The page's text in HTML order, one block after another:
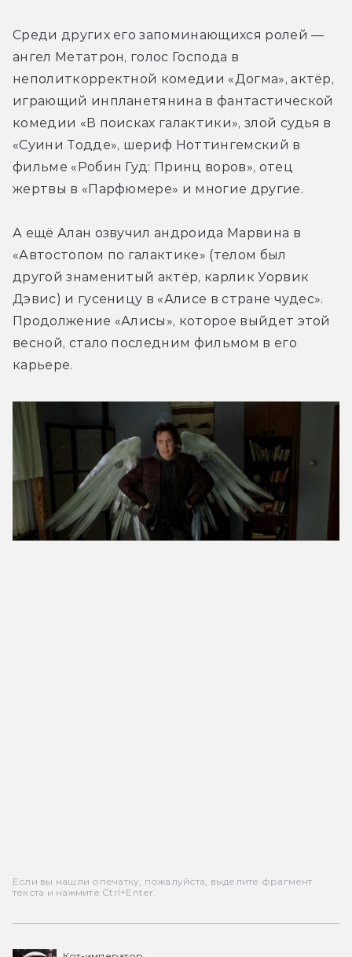
Среди других его запоминающихся ролей —
ангел Метатрон, голос Господа в
неполиткорректной комедии «Догма», актёр,
играющий инпланетянина в фантастической
комедии «В поисках галактики», злой судья в
«Суини Тодде», шериф Ноттингемский в
фильме «Робин Гуд: Принц воров», отец
жертвы в «Парфюмере» и многие другие.
А ещё Алан озвучил андроида Марвина в
«Автостопом по галактике» (телом был
другой знаменитый актёр, карлик Уорвик
Дэвис) и гусеницу в «Алисе в стране чудес».
Продолжение «Алисы», которое выйдет этой
весной, стало последним фильмом в его
карьере.
Если вы нашли опечатку, пожалуйста, выделите фрагмент
текста и нажмите Ctrl+Enter.